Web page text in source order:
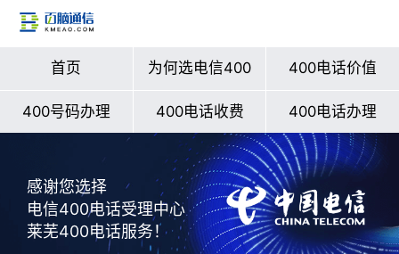
首页 为何选电信400 400电话价值
400号码办理 400电话收费 400电话办理
感谢您选择
电信400电话受理中心
莱芜400电话服务！